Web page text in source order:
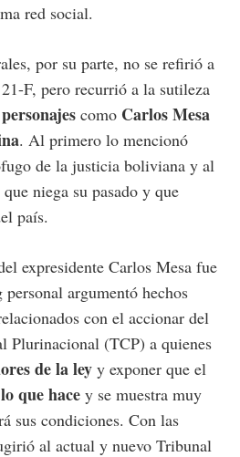
red social.
por su parte, no se refirió a
F, pero recurrió a la sutileza
como Carlos Mesa
. Al primero lo mencionó
de la justicia boliviana y al
niega su pasado y que
país.
expresidente Carlos Mesa fue
argumentó hechos
con el accionar del
Plurinacional (TCP) a quienes
de la ley y exponer que el
que hace y se muestra muy
sus condiciones. Con las
al actual y nuevo Tribunal